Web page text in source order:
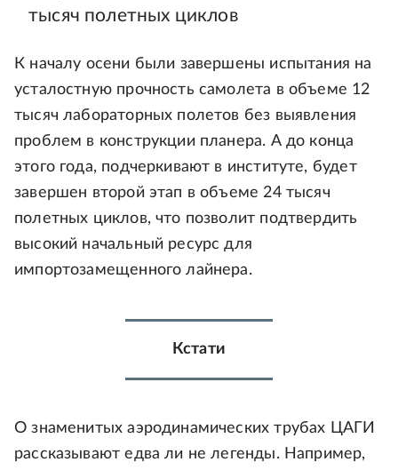
тысяч полетных циклов
К началу осени были завершены испытания на
усталостную прочность самолета в объеме 12
тысяч лабораторных полетов без выявления
проблем в конструкции планера. А до конца
этого года, подчеркивают в институте, будет
завершен второй этап в объеме 24 тысяч
полетных циклов, что позволит подтвердить
высокий начальный ресурс для
импортозамещенного лайнера.
Кстати
О знаменитых аэродинамических трубах ЦАГИ
рассказывают едва ли не легенды. Например,